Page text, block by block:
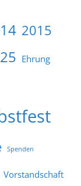
2015
Ehrung
Spenden
Vorstandschaft